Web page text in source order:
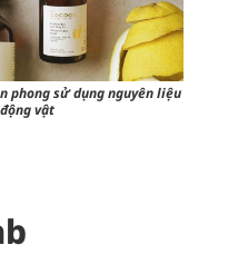
phong sử dụng nguyên liệu
vật